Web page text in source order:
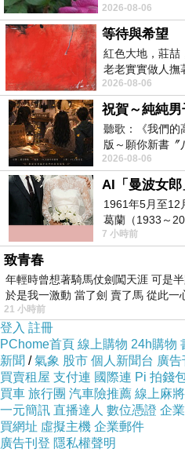
FG試用大隊大好評
前段抑制黑色素
燕窩素後段淨白肌膚
延緩老化高度保濕
北北基桃地區【12小時
商品訊息描述:
山佛山泰華衡恆
2026-08-06
等待與希望
紅色大地，莊喆
老老實實做人撫
向裂隙的亮處探
2026-08-06
祝賀～純純男
聽歌：《我們的
版～願你新書〞
經在我的版留言
2026-08-06
1961年5月至12
葛蘭（1933～
2004）乘郵輪赴
7 小時前
致青春
年輕時曾想著騎馬仗劍闖天涯 可是
於是我一激動 當了劍 賣了馬 從此一
21 小時前
登入 註冊
PChome首頁 線上購物 24h購物
新聞 /氣象 股市 個人新聞台 廣告
買賣租屋 支付連 國際連 Pi 拍錢
買車 旅行團 汽車險推薦 線上麻將
一元簡訊 直播達人 數位憑證 企
買網址 虛擬主機 企業郵件
廣告刊登 隱私權聲明